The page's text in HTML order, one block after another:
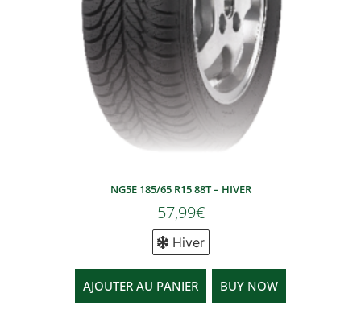
NG5E 185/65 R15 88T – HIVER
57,99€
Hiver
AJOUTER AU PANIER BUY NOW